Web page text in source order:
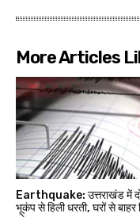
More Articles
Earthquake: उत्तराखंड में
भूकंप से हिली धरती, घरों से